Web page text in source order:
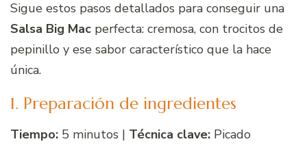
Sigue estos pasos detallados para conseguir una
Salsa Big Mac perfecta: cremosa, con trocitos de
pepinillo y ese sabor característico que la hace
única.
1. Preparación de ingredientes
Tiempo: 5 minutos | Técnica clave: Picado